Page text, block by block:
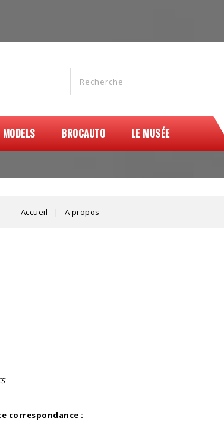
BROCAUTO LE MUSÉE
Accueil A propos
correspondance :